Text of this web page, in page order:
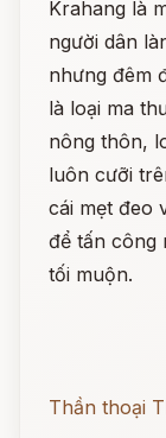
Krahang là
người dân
nhưng đêm
là loại ma
nông thôn,
luôn cưỡi
cái mẹt đeo
để tấn công
tối muộn.
Thần thoại